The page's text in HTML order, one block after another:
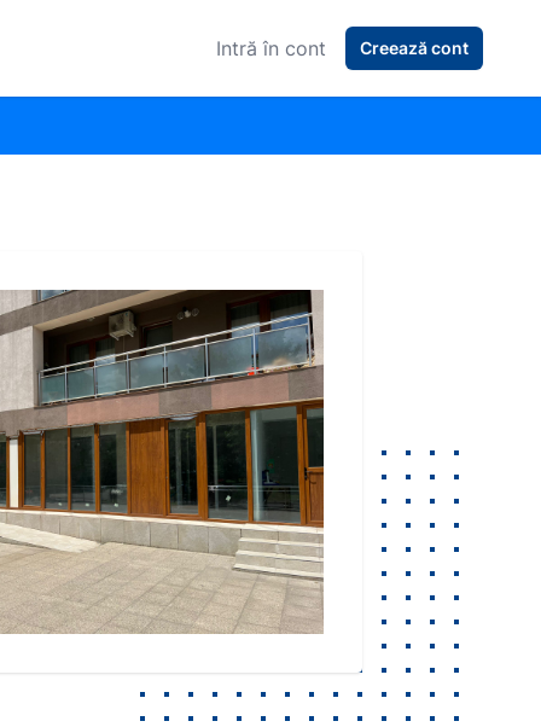
Intră în cont Creează cont